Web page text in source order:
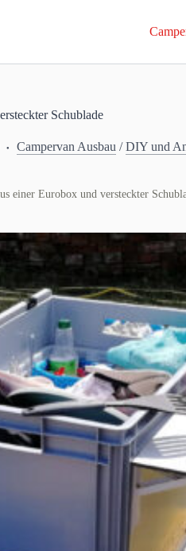
Schublade
Campervan Ausbau /DIY und
einer Eurobox und versteckter